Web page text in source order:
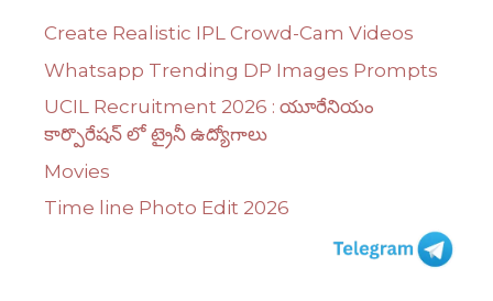
Create Realistic IPL Crowd-Cam Videos
Whatsapp Trending DP Images Prompts
UCIL Recruitment 2026 : యూరేనియం
కార్పొరేషన్ లో ట్రైనీ ఉద్యోగాలు
Movies
Time line Photo Edit 2026